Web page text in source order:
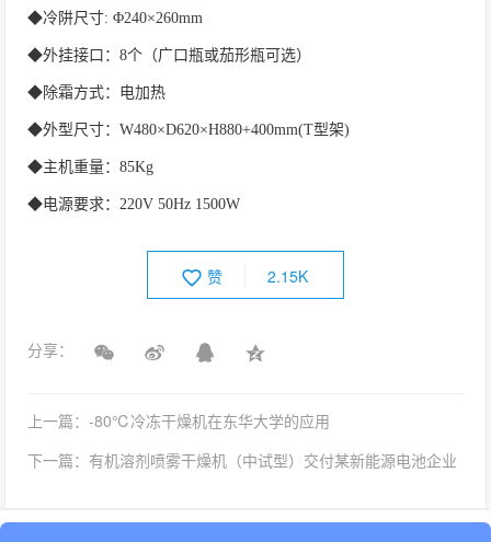
◆冷阱尺寸: Φ240×260mm
◆外挂接口：8个（广口瓶或茄形瓶可选）
◆除霜方式：电加热
◆外型尺寸：W480×D620×H880+400mm(T型架)
◆主机重量：85Kg
◆电源要求：220V 50Hz 1500W
赞 2.15K
分享：
上一篇：-80℃冷冻干燥机在东华大学的应用
下一篇：有机溶剂喷雾干燥机（中试型）交付某新能源电池企业